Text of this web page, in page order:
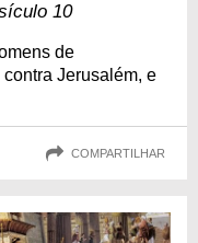
10
de
Jerusalém, e
COMPARTILHAR